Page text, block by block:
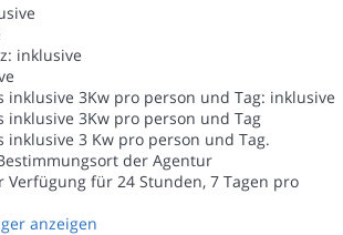
inklusive
inklusive 3Kw pro person und Tag: inklusive
inklusive 3Kw pro person und Tag
inklusive 3 Kw pro person und Tag.
der Agentur
für 24 Stunden, 7 Tagen pro
anzeigen